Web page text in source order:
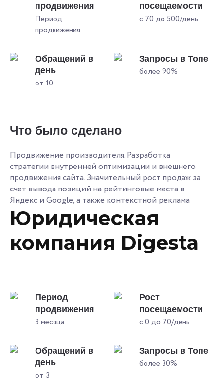
продвижения
Период
продвижения
посещаемости
с 70 до 500/день
Обращений в
день
от 10
Запросы в Топе
более 90%
Что было сделано
Продвижение производителя. Разработка
стратегии внутренней оптимизации и внешнего
продвижения сайта. Значительный рост продаж за
счет вывода позиций на рейтинговые места в
Яндекс и Google, а также контекстной реклама
Юридическая
компания Digesta
Период
продвижения
3 месяца
Рост
посещаемости
с 0 до 70/день
Обращений в
день
от 3
Запросы в Топе
более 30%